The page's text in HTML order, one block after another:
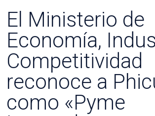
El Ministerio de
Economía,
Competitividad
reconoce a
como «Pyme